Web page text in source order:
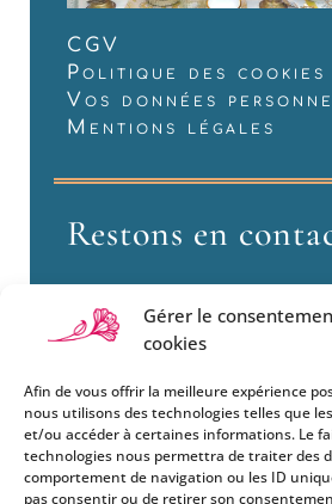
Gérer le
cookies
Afin de vous offrir la meilleure expérience
nous utilisons des technologies telles que
et/ou accéder à certaines informations. Le
technologies nous permettra de traiter des
comportement de navigation ou les ID
pas consentir ou de retirer son
CGV
Politique des cookies
Vos données
Mentions légales
Restons en
Si vous souhaitez
des nouveautés et